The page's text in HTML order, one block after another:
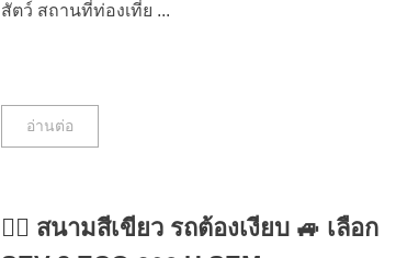
สัตว์ สถานที่ท่องเที่ย ...
อ่านต่อ
🏌️‍♀️ สนามสีเขียว รถต้องเงียบ 🚙 เลือก